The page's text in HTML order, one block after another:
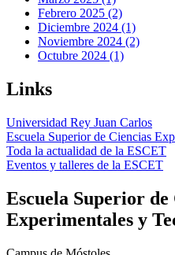
Febrero 2025 (2)
Diciembre 2024 (1)
Noviembre 2024 (2)
Octubre 2024 (1)
Links
Universidad Rey Juan Carlos
Escuela Superior de Ciencias
Toda la actualidad de la ESCET
Eventos y talleres de la ESCET
Escuela Superior de
Experimentales y